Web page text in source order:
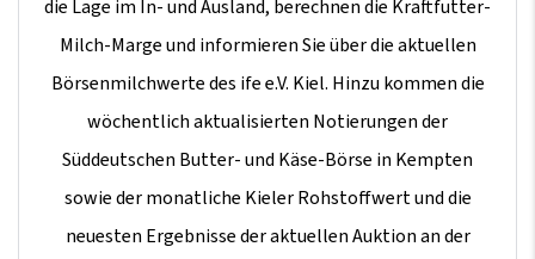
die Lage im In- und Ausland, berechnen die Kraftfutter-
Milch-Marge und informieren Sie über die aktuellen
Börsenmilchwerte des ife e.V. Kiel. Hinzu kommen die
wöchentlich aktualisierten Notierungen der
Süddeutschen Butter- und Käse-Börse in Kempten
sowie der monatliche Kieler Rohstoffwert und die
neuesten Ergebnisse der aktuellen Auktion an der